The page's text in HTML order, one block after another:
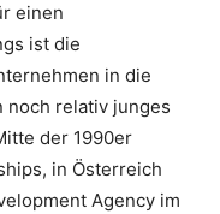
einen
ist die
in die
noch relativ junges
der 1990er
in Österreich
Agency im